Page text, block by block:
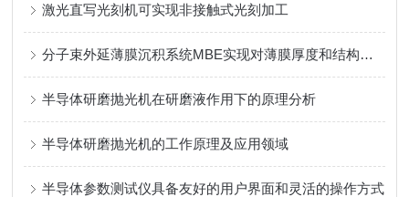
激光直写光刻机可实现非接触式光刻加工
分子束外延薄膜沉积系统MBE实现对薄膜厚度和结构的精确调控
半导体研磨抛光机在研磨液作用下的原理分析
半导体研磨抛光机的工作原理及应用领域
半导体参数测试仪具备友好的用户界面和灵活的操作方式